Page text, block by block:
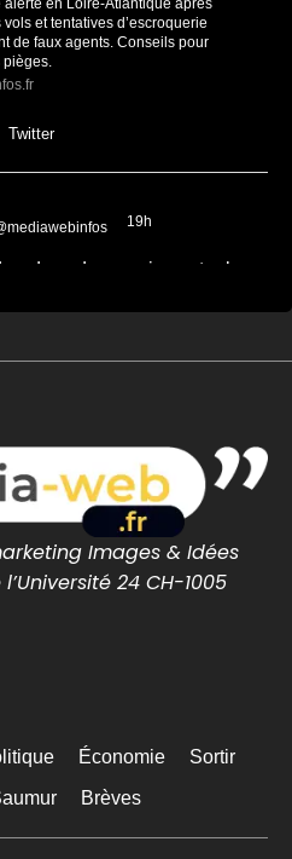
et tentatives d’escroquerie
de faux agents. Conseils pour
Twitter
19h
: des semis contre le
de CRA de Nantes -
de terres de l’ex-Zad po...
Twitter
inédit depuis la crise du Covid -
chômage atteint 8,3 % en France
Images & Idées
24 CH-1005
Économie
Sortir
Brèves